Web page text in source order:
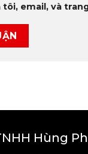
tôi, email, và
Hùng